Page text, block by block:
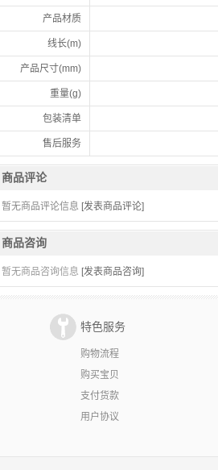
产品材质
线长(m)
产品尺寸(mm)
重量(g)
包装清单
售后服务
商品评论
暂无商品评论信息 [发表商品评论]
商品咨询
暂无商品咨询信息 [发表商品咨询]
特色服务
购物流程
购买宝贝
支付货款
用户协议